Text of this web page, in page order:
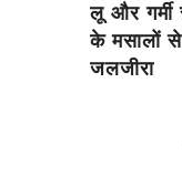
लू और
के मसालों से
जलजीरा